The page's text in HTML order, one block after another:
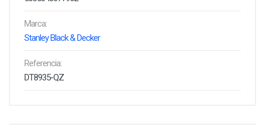
Marca:
Stanley Black & Decker
Referencia:
DT8935-QZ